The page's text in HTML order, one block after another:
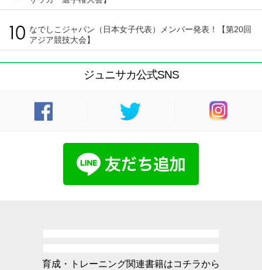
なでしこジャパン（日本女子代表）メンバー発表！【第20回
アジア競技大会】
ジュニサカ公式SNS
育成・トレーニング関連書籍はコチラから